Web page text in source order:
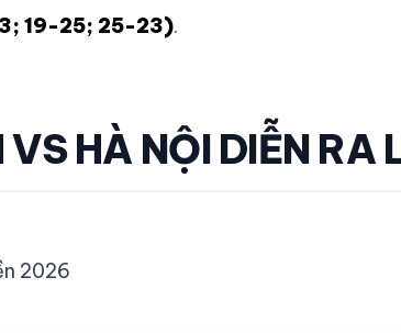
19-25; 25-23).
HÀ NỘI DIỄN RA
2026